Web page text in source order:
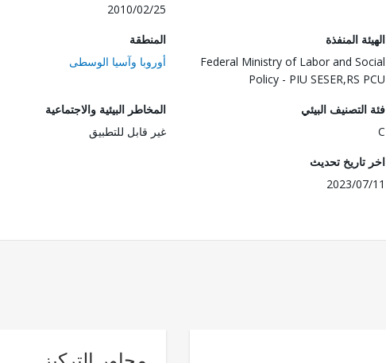
2010/02/25
الهيئة المنفذة
Federal Ministry of Labor and Social
Policy - PIU SESER,RS PCU
المنطقة
أوروبا وآسيا الوسطى
فئة التصنيف البيئي
C
المخاطر البيئية والاجتماعية
غير قابل للتطبيق
اخر تاريخ تحديث
2023/07/11